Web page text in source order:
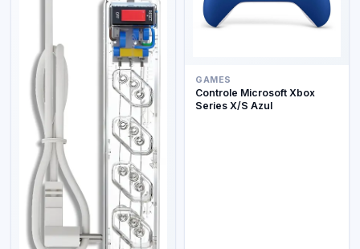
GAMES
Controle Microsoft Xbox
Series X/S Azul